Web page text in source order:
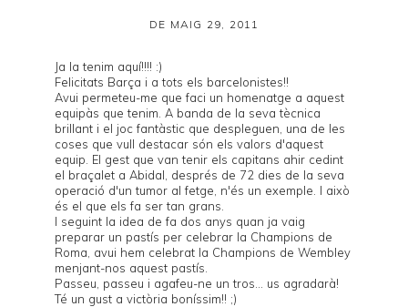
DE MAIG 29, 2011
Ja la tenim aquí!!!! :)
Felicitats Barça i a tots els barcelonistes!!
Avui permeteu-me que faci un homenatge a aquest
equipàs que tenim. A banda de la seva tècnica
brillant i el joc fantàstic que despleguen, una de les
coses que vull destacar són els valors d'aquest
equip. El gest que van tenir els capitans ahir cedint
el braçalet a Abidal, després de 72 dies de la seva
operació d'un tumor al fetge, n'és un exemple. I això
és el que els fa ser tan grans.
I seguint la idea de fa dos anys quan ja vaig
preparar un pastís per celebrar la Champions de
Roma, avui hem celebrat la Champions de Wembley
menjant-nos aquest pastís.
Passeu, passeu i agafeu-ne un tros... us agradarà!
Té un gust a victòria boníssim!! ;)